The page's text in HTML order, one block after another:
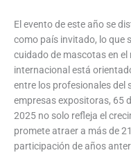
El evento de este año se
como país invitado, lo que
cuidado de mascotas en
internacional está
entre los profesionales del
empresas expositoras, 65
2025 no solo refleja el
promete atraer a más de
participación de años